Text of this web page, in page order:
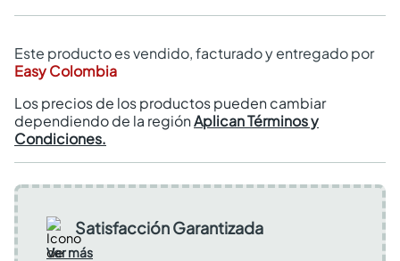
Este producto es vendido, facturado y entregado por
Easy Colombia
Los precios de los productos pueden cambiar
dependiendo de la regiónAplican Términos y
Condiciones.
Satisfacción Garantizada
Ver más